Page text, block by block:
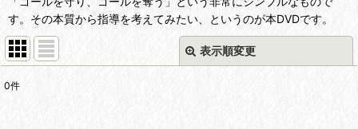
す。その本質から指導を考えてみたい、というのが本DVDです。
表示順変更
0件